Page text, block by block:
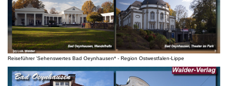
Reiseführer 'Sehenswertes Bad Oeynhausen* - Region Ostwestfalen-Lippe